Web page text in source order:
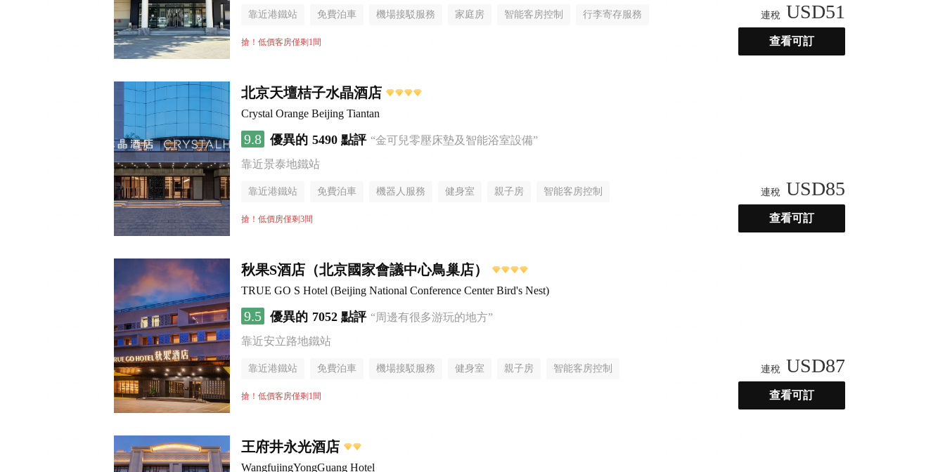
靠近港鐵站 免費泊車 機場接駁服務 家庭房 智能客房控制 行李寄存服務
無煙樓層
搶！低價客房僅剩1間
連稅 USD51
查看可訂
北京天壇桔子水晶酒店
Crystal Orange Beijing Tiantan
9.8 優異的 5490 點評 “金可兒零壓床墊及智能浴室設備”
靠近景泰地鐵站
靠近港鐵站 免費泊車 機器人服務 健身室 親子房 智能客房控制
行李寄存服務
搶！低價房僅剩3間
連稅 USD85
查看可訂
秋果S酒店（北京國家會議中心鳥巢店）
TRUE GO S Hotel (Beijing National Conference Center Bird's Nest)
9.5 優異的 7052 點評 “周邊有很多游玩的地方”
靠近安立路地鐵站
靠近港鐵站 免費泊車 機場接駁服務 健身室 親子房 智能客房控制
行李寄存服務
搶！低價客房僅剩1間
連稅 USD87
查看可訂
王府井永光酒店
WangfujingYongGuang Hotel